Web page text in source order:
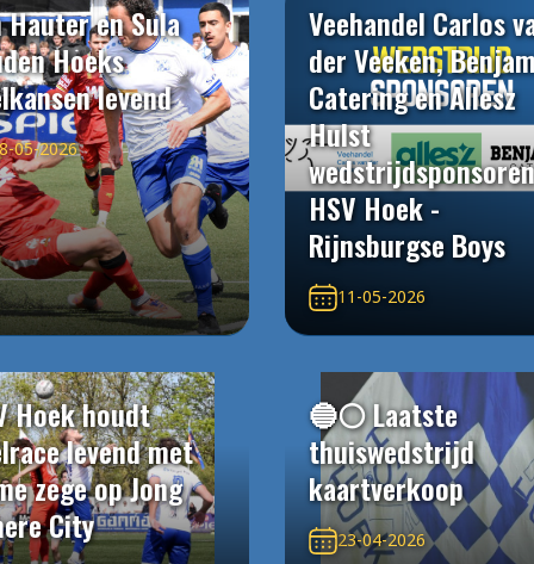
Hauter en Sula
Hoeks
levend
05-2026
Veehandel Carlos
der Veeken,
Catering en Allesz
Hulst
wedstrijdsponsoren
HSV Hoek -
Rijnsburgse Boys
11-05-2026
Hoek houdt
levend met
zege op Jong
City
🔵⚪️ Laatste
thuiswedstrijd
kaartverkoop
23-04-2026